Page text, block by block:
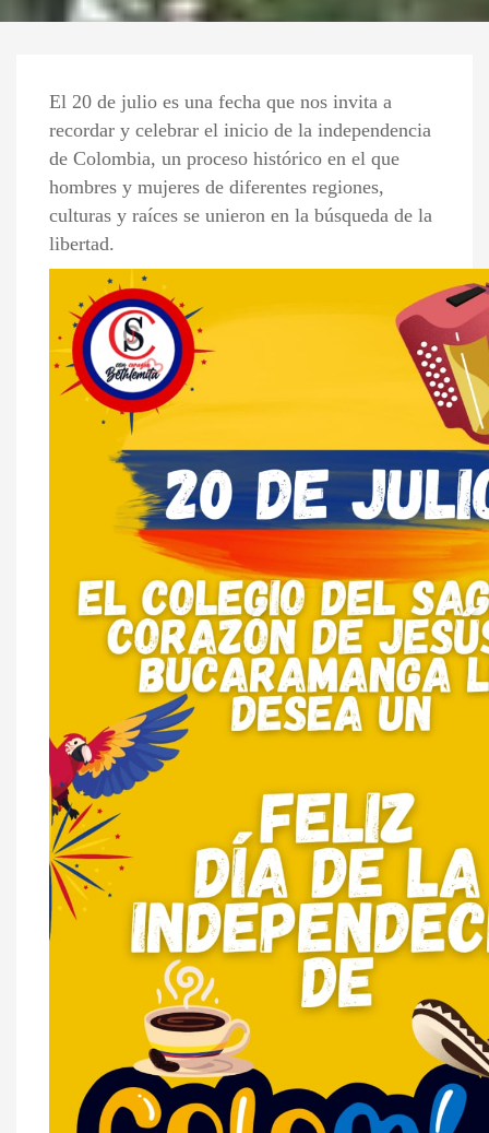
El 20 de julio es una fecha que nos invita a
recordar y celebrar el inicio de la independencia
de Colombia, un proceso histórico en el que
hombres y mujeres de diferentes regiones,
culturas y raíces se unieron en la búsqueda de la
libertad.